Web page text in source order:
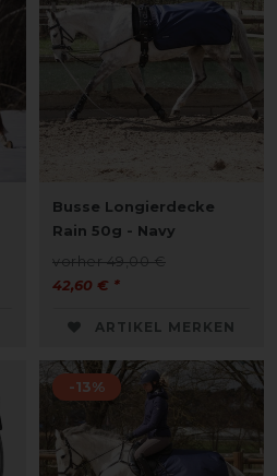
Busse Longierdecke
Rain 50g - Navy
vorher 49,00 €
42,60 € *
ARTIKEL MERKEN
-13%